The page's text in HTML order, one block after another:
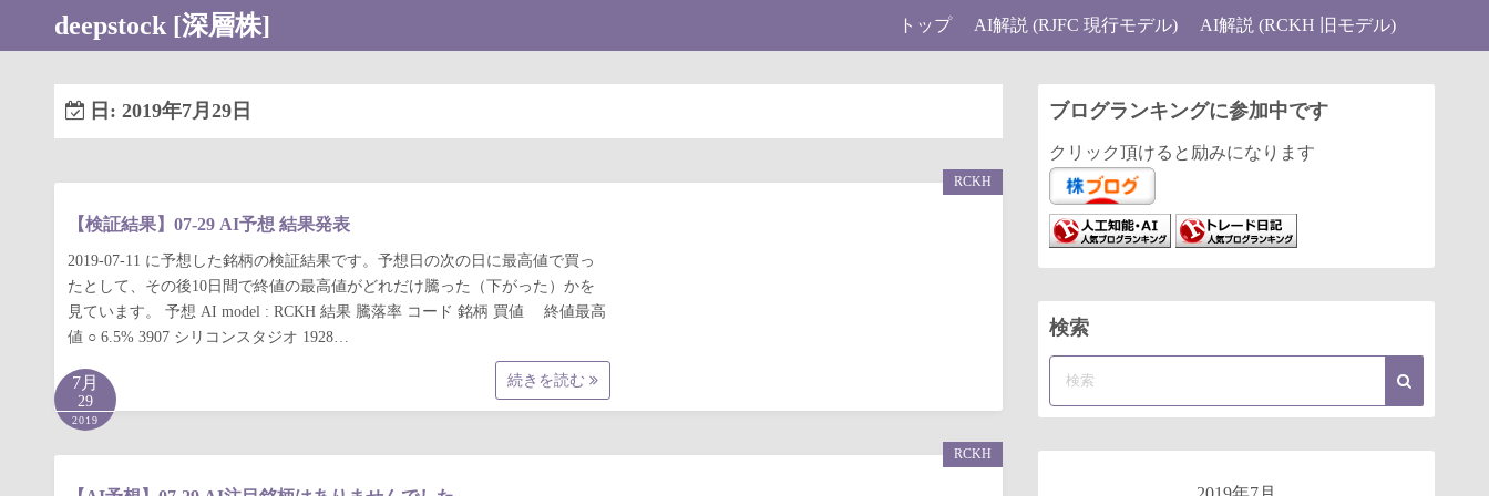
deepstock [深層株] トップ AI解説 (RJFC 現行モデル) AI解説 (RCKH 旧モデル)
日: 2019年7月29日
【検証結果】07-29 AI予想 結果発表
2019-07-11 に予想した銘柄の検証結果です。予想日の次の日に最高値で買っ
たとして、その後10日間で終値の最高値がどれだけ騰った（下がった）かを
見ています。 予想 AI model : RCKH 結果 騰落率 コード 銘柄 買値 終値最高
値 ○ 6.5% 3907 シリコンスタジオ 1928…
続きを読む
RCKH
7月
29
2019
RCKH
ブログランキングに参加中です
クリック頂けると励みになります
検索